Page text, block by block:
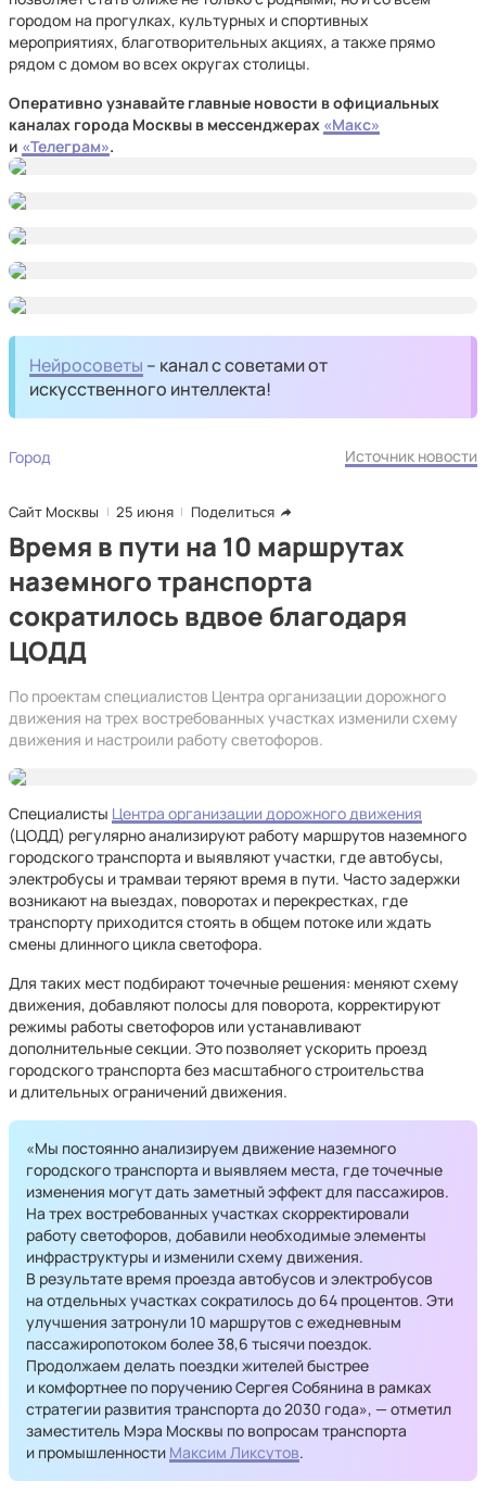
городом на прогулках, культурных и спортивных
мероприятиях, благотворительных акциях, а также прямо
рядом с домом во всех округах столицы.
Оперативно узнавайте главные новости в официальных
каналах города Москвы в мессенджерах «Макс»
и «Телеграм».
Нейросоветы – канал с советами от
искусственного интеллекта!
Город Источник новости
Сайт Москвы 25 июня Поделиться
Время в пути на 10 маршрутах
наземного транспорта
сократилось вдвое благодаря
ЦОДД
По проектам специалистов Центра организации дорожного
движения на трех востребованных участках изменили схему
движения и настроили работу светофоров.
Специалисты Центра организации дорожного движения
(ЦОДД) регулярно анализируют работу маршрутов наземного
городского транспорта и выявляют участки, где автобусы,
электробусы и трамваи теряют время в пути. Часто задержки
возникают на выездах, поворотах и перекрестках, где
транспорту приходится стоять в общем потоке или ждать
смены длинного цикла светофора.
Для таких мест подбирают точечные решения: меняют схему
движения, добавляют полосы для поворота, корректируют
режимы работы светофоров или устанавливают
дополнительные секции. Это позволяет ускорить проезд
городского транспорта без масштабного строительства
и длительных ограничений движения.
«Мы постоянно анализируем движение наземного
городского транспорта и выявляем места, где точечные
изменения могут дать заметный эффект для пассажиров.
На трех востребованных участках скорректировали
работу светофоров, добавили необходимые элементы
инфраструктуры и изменили схему движения.
В результате время проезда автобусов и электробусов
на отдельных участках сократилось до 64 процентов. Эти
улучшения затронули 10 маршрутов с ежедневным
пассажиропотоком более 38,6 тысячи поездок.
Продолжаем делать поездки жителей быстрее
и комфортнее по поручению Сергея Собянина в рамках
стратегии развития транспорта до 2030 года», — отметил
заместитель Мэра Москвы по вопросам транспорта
и промышленности Максим Ликсутов.